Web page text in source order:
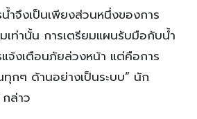
ำจึงเป็นเพียงส่วนหนึ่งของการ
ท่านั้น การเตรียมแผนรับมือกับน้ำ
แจ้งเตือนภัยล่วงหน้า แต่คือการ
ทุกๆ ด้านอย่างเป็นระบบ” นัก
ล่าว